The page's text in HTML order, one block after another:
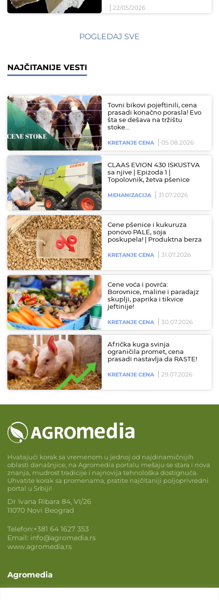
22/05/2026
POGLEDAJ SVE
NAJČITANIJE VESTI
Tovni bikovi pojeftinili, cena
prasadi konačno porasla! Evo
šta se dešava na tržištu
stoke…
KRETANJE CENA 05.08.2026
CLAAS EVION 430 ISKUSTVA
sa njive | Epizoda 1 |
Topolovnik, žetva pšenice
MEHANIZACIJA 31.07.2026
Cene pšenice i kukuruza
ponovo PALE, soja
poskupela! | Produktna berza
KRETANJE CENA 31.07.2026
Cene voća i povrća:
Borovnice, maline i paradajz
skuplji, paprika i tikvice
jeftinije!
KRETANJE CENA 30.07.2026
Afrička kuga svinja
ograničila promet, cena
prasadi nastavlja da RASTE!
KRETANJE CENA 29.07.2026
Hvatajući korak sa vremenom u jednoj od najdinamičnijih
oblasti današnjice, na Agromedia portalu mešaju se stara i nova
znanja, mudrost tradicije i najnovija tehnološka dostignuća.
Uhvatite korak sa promenama, pratite najčitaniji poljoprivredni
portal u Srbiji!
Dr Ivana Ribara 84, VI/26
11070 Novi Beograd
Telefon:+381 64 1627 353
Email: info@agromedia.rs
www.agromedia.rs
Agromedia